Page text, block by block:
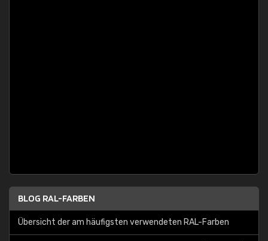
BLOG RAL-FARBEN
Übersicht der am häufigsten verwendeten RAL-Farben